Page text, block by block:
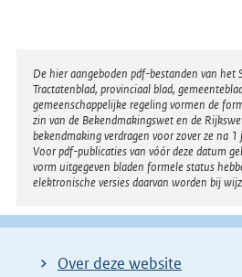
Disclaimer
De hier aangeboden pdf-bestanden van het
Tractatenblad, provinciaal blad,
gemeenschappelijke regeling vormen de
zin van de Bekendmakingswet en de
bekendmaking verdragen voor zover ze na
Voor pdf-publicaties van vóór deze datum
vorm uitgegeven bladen formele status
elektronische versies daarvan worden bij
Over deze website